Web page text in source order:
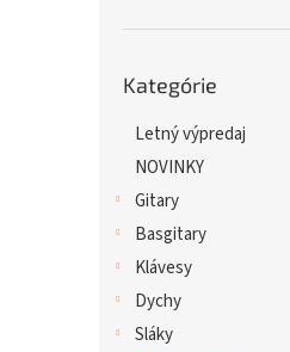
kategórie
Kategórie
Letný výpredaj
NOVINKY
Gitary
Basgitary
Klávesy
Dychy
Sláky